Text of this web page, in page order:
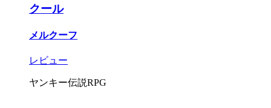
クール
メルクーフ
レビュー
ヤンキー伝説RPG